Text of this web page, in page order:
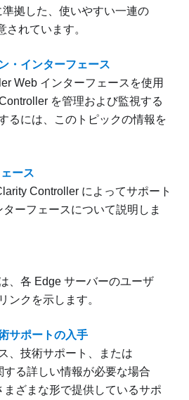
拠した、使いやすい一連の
されています。
・インターフェース
Web インターフェースを使用
を管理および監視する
るには、このトピックの情報を
ース
Controller によってサポート
ターフェースについて説明しま
、各 Edge サーバーのユーザ
ンクを示します。
サポートの入手
、技術サポート、または
する詳しい情報が必要な場合
まざまな形で提供しているサポ